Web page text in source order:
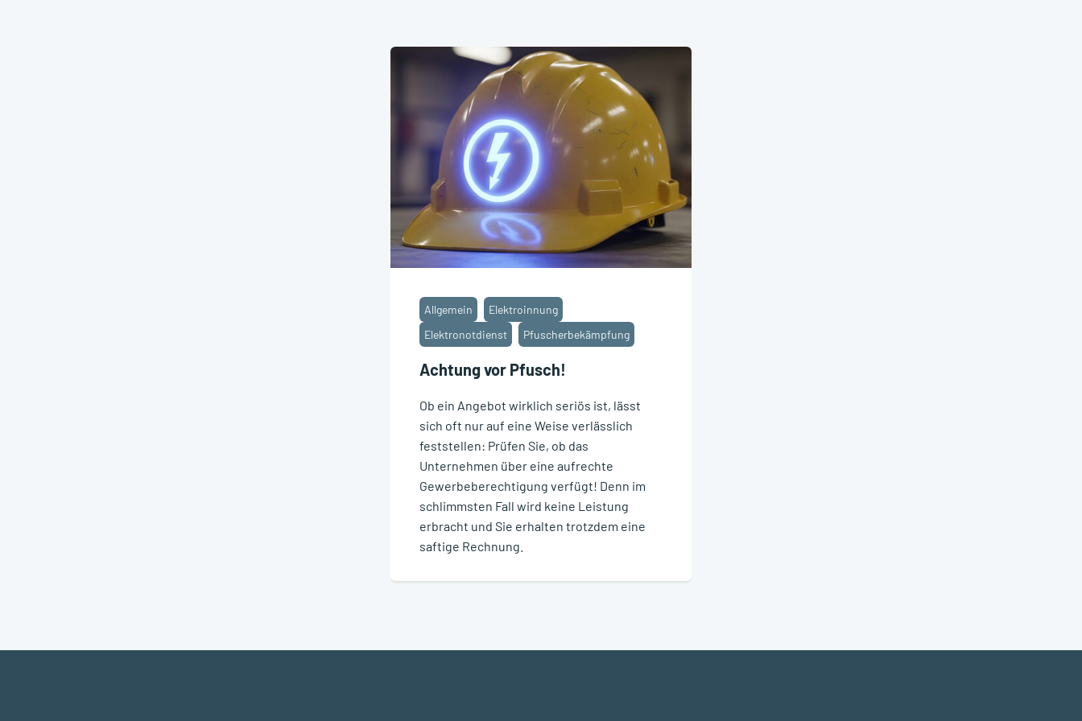
Achtung vor Pfusch!
Allgemein
Elektroinnung
Elektronotdienst
Pfuscherbekämpfung
Ob ein Angebot wirklich seriös ist, lässt
sich oft nur auf eine Weise verlässlich
feststellen: Prüfen Sie, ob das
Unternehmen über eine aufrechte
Gewerbeberechtigung verfügt! Denn im
schlimmsten Fall wird keine Leistung
erbracht und Sie erhalten trotzdem eine
saftige Rechnung.